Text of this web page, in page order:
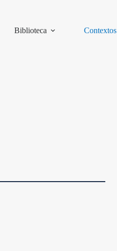
Biblioteca Contextos